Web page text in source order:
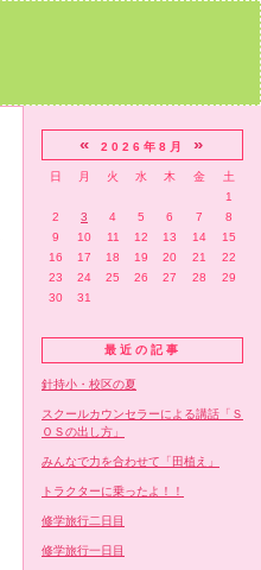
« 2026年8月 »
日 月 火 水 木 金
土
1
2
3 4 5 6 7
8
9
10 11 12 13 14
15
16
17 18 19 20 21
22
23
24 25 26 27 28
29
30
31
最近の記事
針持小・校区の夏
スクールカウンセラーによる講話「Ｓ
ＯＳの出し方」
みんなで力を合わせて「田植え」
トラクターに乗ったよ！！
修学旅行二日目
修学旅行一日目